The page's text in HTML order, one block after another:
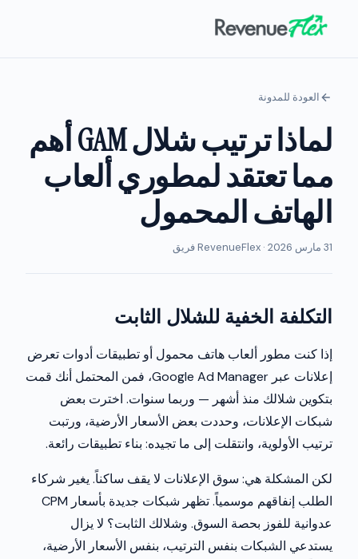
العودة للمدونة
لماذا ترتيب شلال GAM أهم
مما تعتقد لمطوري ألعاب
الهاتف المحمول
31 مارس 2026 · RevenueFlex فريق
التكلفة الخفية للشلال الثابت
إذا كنت مطور ألعاب هاتف محمول أو تطبيقات أدوات تعرض
إعلانات عبر Google Ad Manager، فمن المحتمل أنك قمت
بتكوين شلالك منذ أشهر — وربما سنوات. اخترت بعض
شبكات الإعلانات، وحددت بعض الأسعار الأرضية، ورتبت
ترتيب الأولوية، وانتقلت إلى ما تجيده: بناء تطبيقات رائعة.
لكن المشكلة هي: سوق الإعلانات لا يقف ساكناً. يغير شركاء
الطلب إنفاقهم موسمياً. تظهر شبكات جديدة بأسعار CPM
عدوانية للفوز بحصة السوق. وشلالك الثابت؟ لا يزال
يستدعي الشبكات بنفس الترتيب، بنفس الأسعار الأرضية،